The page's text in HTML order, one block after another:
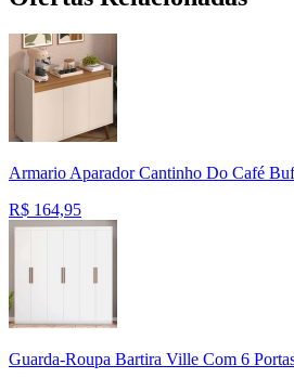
Armario Aparador Cantinho Do Café
R$ 164,95
Guarda-Roupa Bartira Ville Com 6